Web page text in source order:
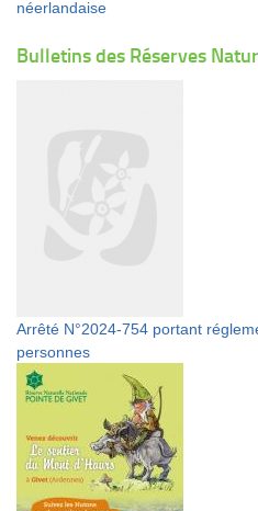
néerlandaise
Bulletins des Réserves
Arrêté N°2024-754 portant
personnes